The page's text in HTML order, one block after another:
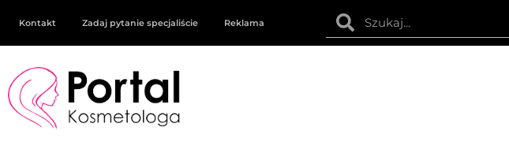
Kontakt Zadaj pytanie specjaliście Reklama